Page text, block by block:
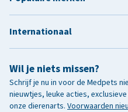
Wil je niets missen?
Schrijf je nu in voor de Medpets
nieuwtjes, leuke acties,
onze dierenarts. Voorwaarden
Internationaal